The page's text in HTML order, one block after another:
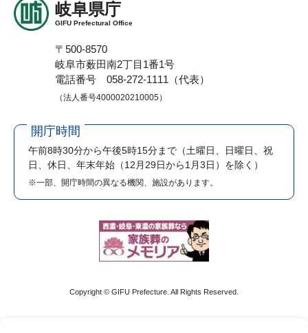
岐阜県庁
GIFU Prefectural Office
〒500-8570
岐阜市薮田南2丁目1番1号
電話番号 058-272-1111（代表）
（法人番号4000020210005）
開庁時間
午前8時30分から午後5時15分まで （土曜日、日曜日、祝
日、休日、年末年始（12月29日から1月3日）を除く）
※一部、開庁時間の異なる機関、施設があります。
Copyright © GIFU Prefecture. All Rights Reserved.